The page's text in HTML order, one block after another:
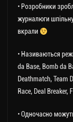
• Розробники
журналюги
вкрали
• Називаються
da Base, Bomb da
Deathmatch, Team
Race, Deal Breaker,
• Одночасно